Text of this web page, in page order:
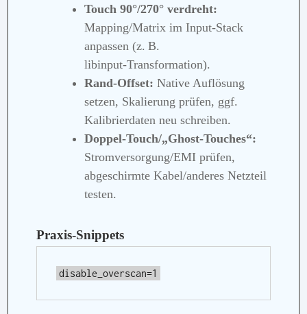
Touch 90°/270° verdreht:
Mapping/Matrix im Input‑Stack
anpassen (z. B.
libinput‑Transformation).
Rand‑Offset: Native Auflösung
setzen, Skalierung prüfen, ggf.
Kalibrierdaten neu schreiben.
Doppel‑Touch/„Ghost‑Touches“:
Stromversorgung/EMI prüfen,
abgeschirmte Kabel/anderes Netzteil
testen.
Praxis‑Snippets
disable_overscan=1